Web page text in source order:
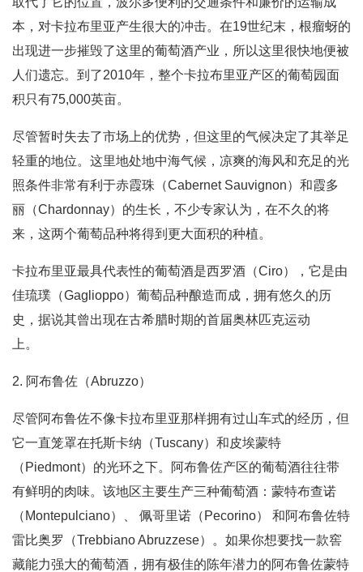
本，对卡拉布里亚产生很大的冲击。在19世纪末，根瘤蚜的
出现进一步摧毁了这里的葡萄酒产业，所以这里很快地便被
人们遗忘。到了2010年，整个卡拉布里亚产区的葡萄园面
积只有75,000英亩。
尽管暂时失去了市场上的优势，但这里的气候决定了其举足
轻重的地位。这里地处地中海气候，凉爽的海风和充足的光
照条件非常有利于赤霞珠（Cabernet Sauvignon）和霞多
丽（Chardonnay）的生长，不少专家认为，在不久的将
来，这两个葡萄品种将得到更大面积的种植。
卡拉布里亚最具代表性的葡萄酒是西罗酒（Ciro），它是由
佳琉璞（Gaglioppo）葡萄品种酿造而成，拥有悠久的历
史，据说其曾出现在古希腊时期的首届奥林匹克运动
上。
2. 阿布鲁佐（Abruzzo）
尽管阿布鲁佐不像卡拉布里亚那样拥有过山车式的经历，但
它一直笼罩在托斯卡纳（Tuscany）和皮埃蒙特
（Piedmont）的光环之下。阿布鲁佐产区的葡萄酒往往带
有鲜明的肉味。该地区主要生产三种葡萄酒：蒙特布查诺
（Montepulciano）、 佩哥里诺（Pecorino） 和阿布鲁佐特
雷比奥罗（Trebbiano Abruzzese）。如果你想要找一款窖
藏能力强大的葡萄酒，拥有极佳的陈年潜力的阿布鲁佐蒙特